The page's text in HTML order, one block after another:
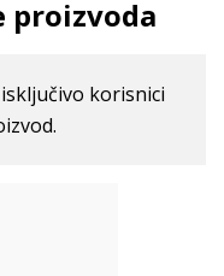
proizvoda
korisnici